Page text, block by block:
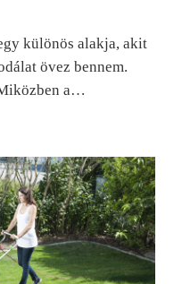
különös alakja, akit
övez bennem.
a…